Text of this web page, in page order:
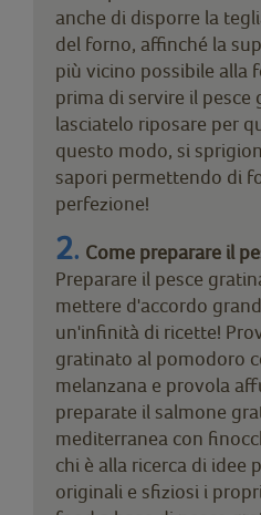
anche di disporre la
del forno, affinché la
più vicino possibile alla
prima di servire il pesce
lasciatelo riposare per
questo modo, si
sapori permettendo di
perfezione!
2. Come preparare il
Preparare il pesce
mettere d'accordo
un'infinità di ricette!
gratinato al pomodoro
melanzana e provola
preparate il salmone
mediterranea con
chi è alla ricerca di idee
originali e sfiziosi i